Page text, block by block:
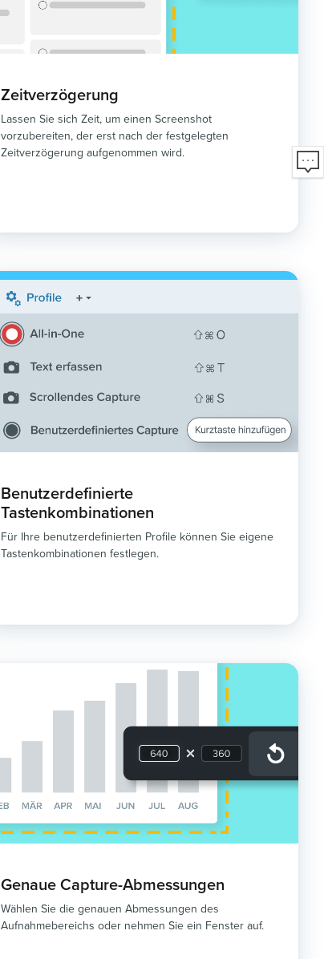
Zeitverzögerung
Lassen Sie sich Zeit, um einen Screenshot
vorzubereiten, der erst nach der festgelegten
Zeitverzögerung aufgenommen wird.
Benutzerdefinierte
Tastenkombinationen
Für Ihre benutzerdefinierten Profile können Sie eigene
Tastenkombinationen festlegen.
Genaue Capture-Abmessungen
Wählen Sie die genauen Abmessungen des
Aufnahmebereichs oder nehmen Sie ein Fenster auf.